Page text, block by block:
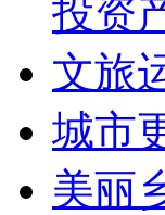
投资
文旅
城市
美丽